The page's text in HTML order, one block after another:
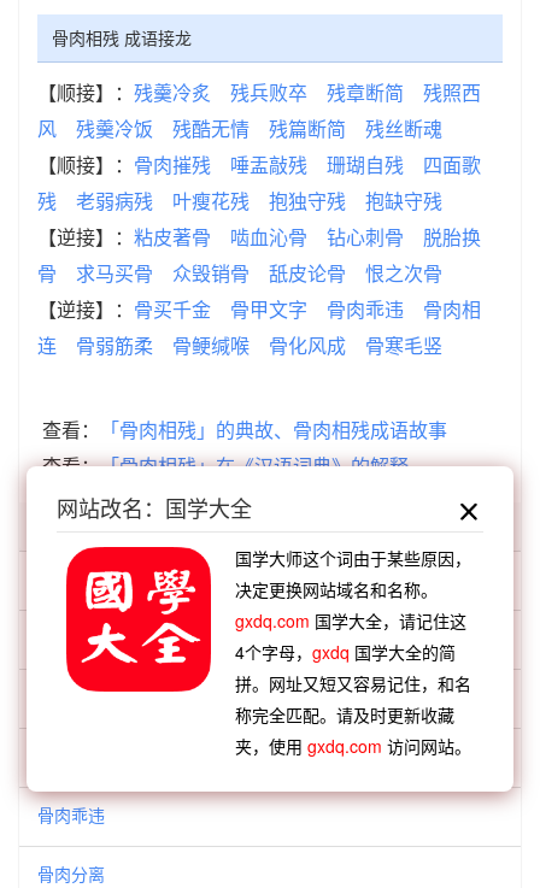
骨肉相残 成语接龙
【顺接】： 残羹冷炙 残兵败卒 残章断简
残照西
风
残羹冷饭 残酷无情 残篇断简
残丝断魂
【顺接】： 骨肉摧残 唾盂敲残 珊瑚自残
四面歌
残
老弱病残 叶瘦花残 抱独守残
抱缺守残
【逆接】： 粘皮著骨 啮血沁骨 钻心刺骨
脱胎换
骨
求马买骨 众毁销骨 舐皮论骨
恨之次骨
【逆接】： 骨买千金 骨甲文字 骨肉乖违
骨肉相
连
骨弱筋柔 骨鲠缄喉 骨化风成 骨寒毛竖
查看：
「骨肉相残」的典故、骨肉相残成语故事
查看：「骨肉相残」在《汉语词典》的解释
「骨肉」开头的词语:
骨肉之亲
骨肉之恩
骨肉之情
骨肉乖违
骨肉分离
网站改名：国学大全
国学大师这个词由于某些原因，
决定更换网站域名和名称。
gxdq.com 国学大全，请记住这
4个字母，gxdq 国学大全的简
拼。网址又短又容易记住，和名
称完全匹配。请及时更新收藏
夹，使用gxdq.com 访问网站。